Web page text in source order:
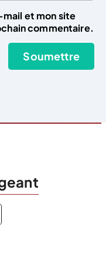
et mon site
commentaire.